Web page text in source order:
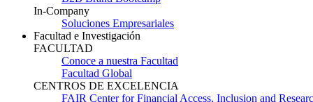
In-Company
Soluciones Empresariales
Facultad e Investigación
FACULTAD
Conoce a nuestra Facultad
Facultad Global
CENTROS DE EXCELENCIA
FAIR Center for Financial Access, Inclusion and